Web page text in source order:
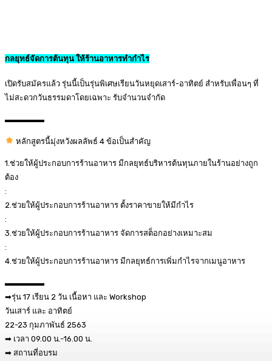
กลยุทธ์จัดการต้นทุน ให้ร้านอาหารทำกำไร
เปิดรับสมัครแล้ว รุ่นนี้เป็นรุ่นพิเศษเรียนวันหยุดเสาร์-อาทิตย์ สำหรับเพื่อนๆ ที่
ไม่สะดวกวันธรรมดาโดยเฉพาะ รับจำนวนจำกัด
▬▬▬▬▬
หลักสูตรนี้มุ่งหวังผลลัพธ์ 4 ข้อเป็นสำคัญ
1.ช่วยให้ผู้ประกอบการร้านอาหาร มีกลยุทธ์บริหารต้นทุนภายในร้านอย่างถูก
ต้อง
:
2.ช่วยให้ผู้ประกอบการร้านอาหาร ตั้งราคาขายให้มีกำไร
:
3.ช่วยให้ผู้ประกอบการร้านอาหาร จัดการสต็อกอย่างเหมาะสม
:
4.ช่วยให้ผู้ประกอบการร้านอาหาร มีกลยุทธ์การเพิ่มกำไรจากเมนูอาหาร
▬▬▬▬▬
➡รุ่น 17 เรียน 2 วัน เนื้อหา และ Workshop
วันเสาร์ และ อาทิตย์
22-23 กุมภาพันธ์ 2563
➡ เวลา 09.00 น.-16.00 น.
➡ สถานที่อบรม